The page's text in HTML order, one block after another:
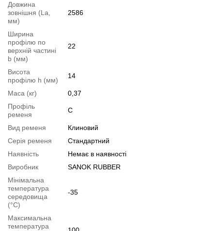
Довжина
зовнішня (La,
мм)
2586
Ширина
профілю по
верхній частині
b (мм)
22
Висота
профілю h (мм)
14
Маса (кг)
0,37
Профіль
ременя
C
Вид ременя
Клиновий
Серія ременя
Стандартний
Наявність
Немає в наявності
Виробник
SANOK RUBBER
Мінімальна
температура
середовища
(°C)
-35
Максимальна
температура